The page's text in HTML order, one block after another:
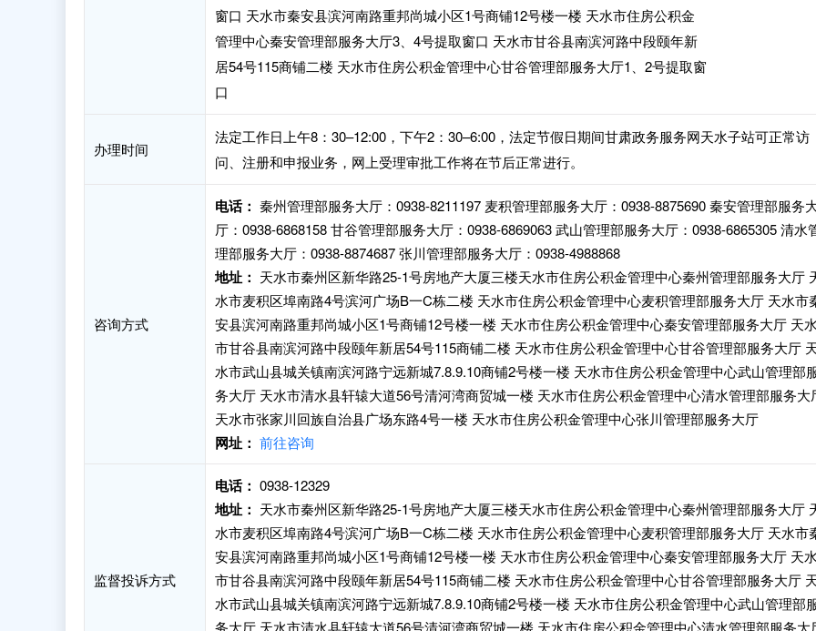
窗口 天水市秦安县滨河南路重邦尚城小区1号商铺12号楼一楼 天水市住房公积金
管理中心秦安管理部服务大厅3、4号提取窗口 天水市甘谷县南滨河路中段颐年新
居54号115商铺二楼 天水市住房公积金管理中心甘谷管理部服务大厅1、2号提取窗
口
办理时间
法定工作日上午8：30–12:00，下午2：30–6:00，法定节假日期间甘肃政务服务网天水子站可正常访
问、注册和申报业务，网上受理审批工作将在节后正常进行。
咨询方式
电话： 秦州管理部服务大厅：0938-8211197 麦积管理部服务大厅：0938-8875690 秦安管理部服务
厅：0938-6868158 甘谷管理部服务大厅：0938-6869063 武山管理部服务大厅：0938-6865305 清水
理部服务大厅：0938-8874687 张川管理部服务大厅：0938-4988868
地址： 天水市秦州区新华路25-1号房地产大厦三楼天水市住房公积金管理中心秦州管理部服务大厅
水市麦积区埠南路4号滨河广场B一C栋二楼 天水市住房公积金管理中心麦积管理部服务大厅 天水市
安县滨河南路重邦尚城小区1号商铺12号楼一楼 天水市住房公积金管理中心秦安管理部服务大厅 天水
市甘谷县南滨河路中段颐年新居54号115商铺二楼 天水市住房公积金管理中心甘谷管理部服务大厅
水市武山县城关镇南滨河路宁远新城7.8.9.10商铺2号楼一楼 天水市住房公积金管理中心武山管理部
务大厅 天水市清水县轩辕大道56号清河湾商贸城一楼 天水市住房公积金管理中心清水管理部服务大
天水市张家川回族自治县广场东路4号一楼 天水市住房公积金管理中心张川管理部服务大厅
网址： 前往咨询
监督投诉方式
电话： 0938-12329
地址： 天水市秦州区新华路25-1号房地产大厦三楼天水市住房公积金管理中心秦州管理部服务大厅
水市麦积区埠南路4号滨河广场B一C栋二楼 天水市住房公积金管理中心麦积管理部服务大厅 天水市
安县滨河南路重邦尚城小区1号商铺12号楼一楼 天水市住房公积金管理中心秦安管理部服务大厅 天水
市甘谷县南滨河路中段颐年新居54号115商铺二楼 天水市住房公积金管理中心甘谷管理部服务大厅
水市武山县城关镇南滨河路宁远新城7.8.9.10商铺2号楼一楼 天水市住房公积金管理中心武山管理部
务大厅 天水市清水县轩辕大道56号清河湾商贸城一楼 天水市住房公积金管理中心清水管理部服务大